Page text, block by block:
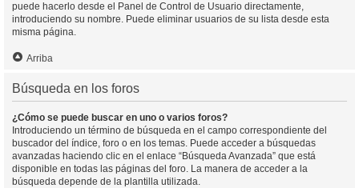
puede hacerlo desde el Panel de Control de Usuario directamente,
introduciendo su nombre. Puede eliminar usuarios de su lista desde esta
misma página.
Arriba
Búsqueda en los foros
¿Cómo se puede buscar en uno o varios foros?
Introduciendo un término de búsqueda en el campo correspondiente del
buscador del índice, foro o en los temas. Puede acceder a búsquedas
avanzadas haciendo clic en el enlace “Búsqueda Avanzada” que está
disponible en todas las páginas del foro. La manera de acceder a la
búsqueda depende de la plantilla utilizada.